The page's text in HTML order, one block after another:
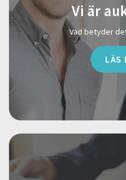
Vi är
Vad betyder
LÄS